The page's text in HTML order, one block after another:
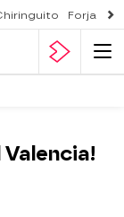
Forjado
Valencia!